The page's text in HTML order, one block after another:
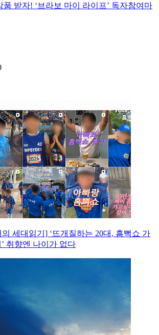
품 받자! ‘브라보 마이 라이프’ 독자참여마
세대읽기] ‘뜨개질하는 20대, 흠뻑쇼 가
’ 취향엔 나이가 없다